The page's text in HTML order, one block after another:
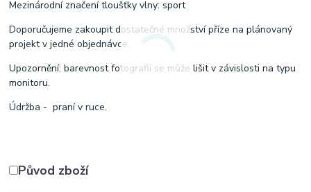
Mezinárodní značení tloušťky vlny: sport
Doporučujeme zakoupit dostatečné množství příze na plánovaný
projekt v jedné objednávce.
Upozornění: barevnost fotografií se může lišit v závislosti na typu
monitoru.
Údržba - praní v ruce.
Původ zboží